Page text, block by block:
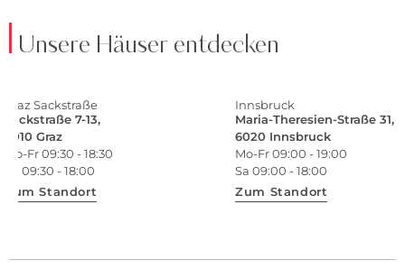
Unsere Häuser entdecken
Graz Sackstraße
Sackstraße 7-13,
8010 Graz
Mo-Fr 09:30 - 18:30
Sa 09:30 - 18:00
Zum Standort
Innsbruck
Maria-Theresien-Straße 31,
6020 Innsbruck
Mo-Fr 09:00 - 19:00
Sa 09:00 - 18:00
Zum Standort